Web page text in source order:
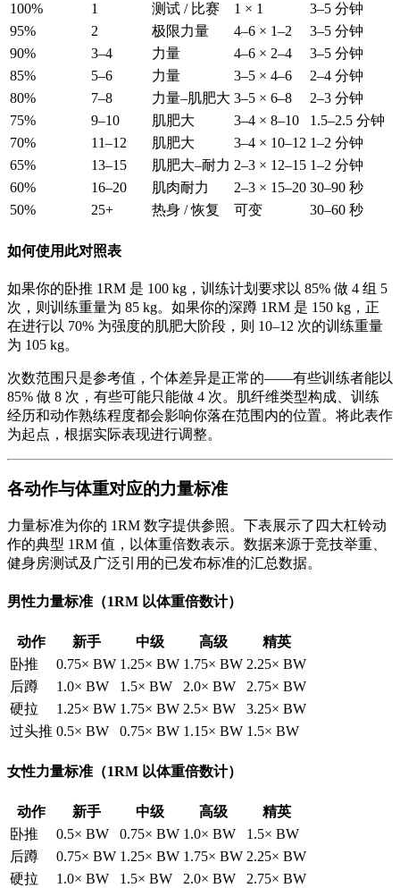
100%
1 测试 / 比赛 1 × 1
3–5 分钟
95%
2 极限力量 4–6 × 1–2
3–5 分钟
90%
3–4 力量 4–6 × 2–4
3–5 分钟
85%
5–6 力量 3–5 × 4–6
2–4 分钟
80%
7–8 力量–肌肥大 3–5 × 6–8
2–3 分钟
75%
9–10 肌肥大 3–4 × 8–10
1.5–2.5 分钟
70%
11–12 肌肥大 3–4 × 10–12 1–2 分钟
65%
13–15 肌肥大–耐力 2–3 × 12–15 1–2 分钟
60%
16–20 肌肉耐力 2–3 × 15–20 30–90 秒
50%
25+ 热身 / 恢复 可变 30–60 秒
如何使用此对照表
如果你的卧推 1RM 是 100 kg，训练计划要求以 85% 做 4 组 5
次，则训练重量为 85 kg。如果你的深蹲 1RM 是 150 kg，正
在进行以 70% 为强度的肌肥大阶段，则 10–12 次的训练重量
为 105 kg。
次数范围只是参考值，个体差异是正常的——有些训练者能以
85% 做 8 次，有些可能只能做 4 次。肌纤维类型构成、训练
经历和动作熟练程度都会影响你落在范围内的位置。将此表作
为起点，根据实际表现进行调整。
各动作与体重对应的力量标准
力量标准为你的 1RM 数字提供参照。下表展示了四大杠铃动
作的典型 1RM 值，以体重倍数表示。数据来源于竞技举重、
健身房测试及广泛引用的已发布标准的汇总数据。
男性力量标准（1RM 以体重倍数计）
动作 新手 中级 高级
精英
卧推
0.75× BW 1.25× BW 1.75× BW 2.25× BW
后蹲
1.0× BW 1.5× BW 2.0× BW
2.75× BW
硬拉
1.25× BW 1.75× BW 2.5× BW
3.25× BW
过头推 0.5× BW 0.75× BW 1.15× BW 1.5× BW
女性力量标准（1RM 以体重倍数计）
动作 新手 中级 高级
精英
卧推
0.5× BW 0.75× BW 1.0× BW
1.5× BW
后蹲
0.75× BW 1.25× BW 1.75× BW 2.25× BW
硬拉
1.0× BW 1.5× BW 2.0× BW
2.75× BW